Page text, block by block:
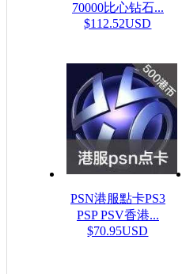
70000比心钻石...
$112.52USD
PSN港服點卡PS3
PSP PSV香港...
$70.95USD